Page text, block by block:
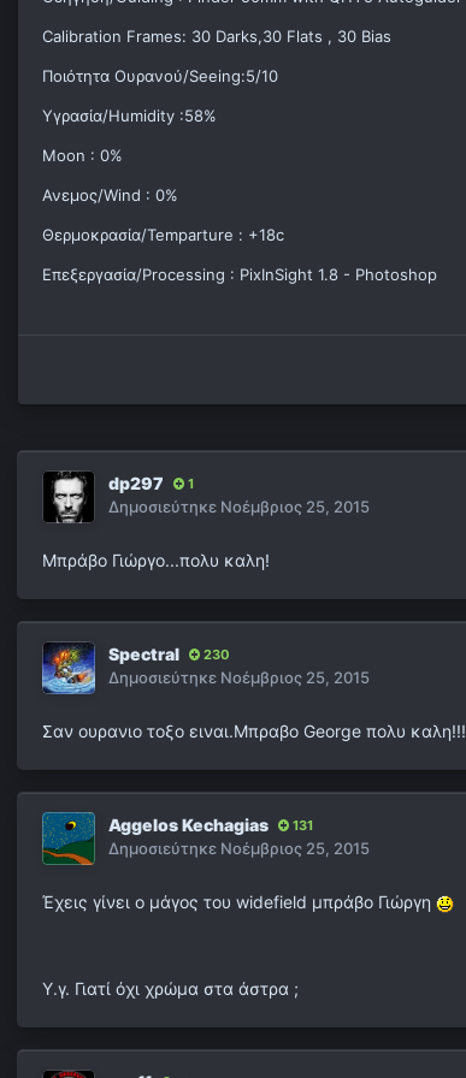
Calibration Frames: 30 Darks,30 Flats , 30 Bias
Ποιότητα Ουρανού/Seeing:5/10
Υγρασία/Humidity :58%
Moon : 0%
Ανεμος/Wind : 0%
Θερμοκρασία/Temparture : +18c
Επεξεργασία/Processing : PixInSight 1.8 - Photoshop
dp297 1
Δημοσιεύτηκε Νοέμβριος 25, 2015
Μπράβο Γιώργο...πολυ καλη!
Spectral 230
Δημοσιεύτηκε Νοέμβριος 25, 2015
Σαν ουρανιο τοξο ειναι.Μπραβο George πολυ καλη!!!
Aggelos Kechagias 131
Δημοσιεύτηκε Νοέμβριος 25, 2015
Έχεις γίνει ο μάγος του widefield μπράβο Γιώργη
Y.γ. Γιατί όχι χρώμα στα άστρα ;